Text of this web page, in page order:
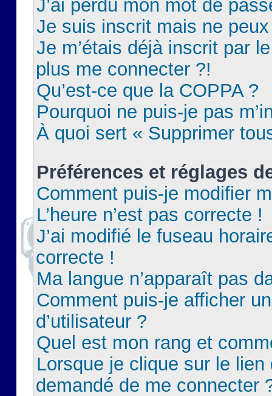
J’ai perdu mon mot de
Je suis inscrit mais ne
Je m’étais déjà inscrit par
plus me connecter ?!
Qu’est-ce que la COPPA ?
Pourquoi ne puis-je pas
À quoi sert « Supprimer
Préférences et réglages
Comment puis-je modifier
L’heure n’est pas correcte !
J’ai modifié le fuseau
correcte !
Ma langue n’apparaît pas
Comment puis-je afficher
d’utilisateur ?
Quel est mon rang et
Lorsque je clique sur le lien
demandé de me connecter